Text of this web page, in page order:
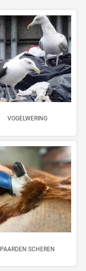
VOGELWERING
PAARDEN SCHEREN